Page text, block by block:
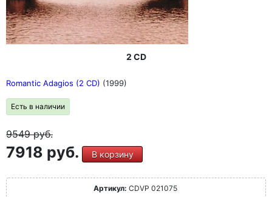
2 CD
Romantic Adagios (2 CD) (1999)
Есть в наличии
9549руб.
7918 руб. В корзину
Артикул: CDVP 021075